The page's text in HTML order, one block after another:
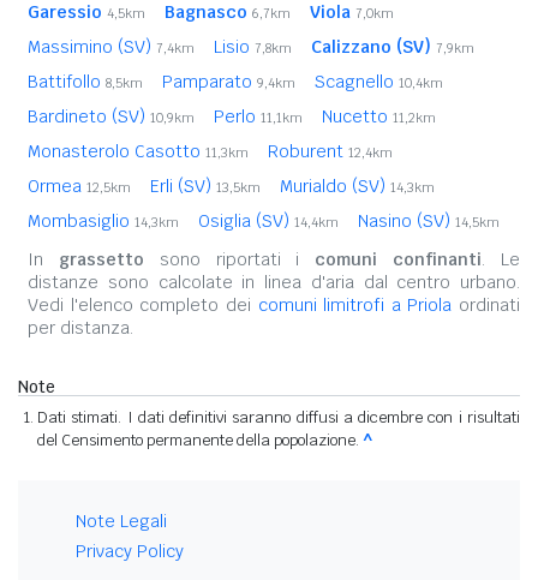
Garessio 4,5km Bagnasco 6,7km Viola 7,0km
Massimino (SV) 7,4km Lisio 7,8km Calizzano (SV) 7,9km
Battifollo 8,5km Pamparato 9,4km Scagnello 10,4km
Bardineto (SV) 10,9km Perlo 11,1km Nucetto 11,2km
Monasterolo Casotto 11,3km Roburent 12,4km
Ormea 12,5km Erli (SV) 13,5km Murialdo (SV) 14,3km
Mombasiglio 14,3km Osiglia (SV) 14,4km Nasino (SV) 14,5km
In grassetto sono riportati i comuni confinanti. Le
distanze sono calcolate in linea d'aria dal centro urbano.
Vedi l'elenco completo dei comuni limitrofi a Priola ordinati
per distanza.
Note
Dati stimati. I dati definitivi saranno diffusi a dicembre con i risultati
del Censimento permanente della popolazione. ^
Note Legali
Privacy Policy